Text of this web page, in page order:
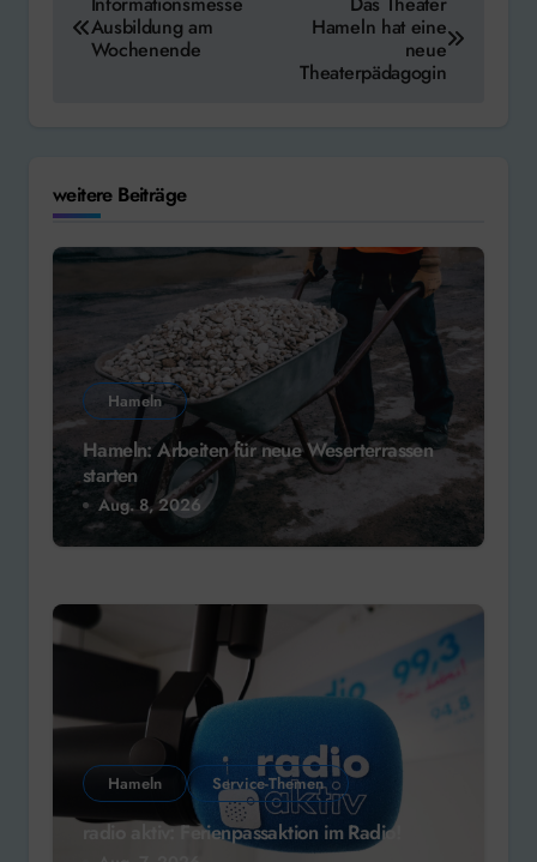
Ausbildung am
Wochenende
Hameln hat eine
neue
Theaterpädagogin
weitere Beiträge
Hameln
Hameln: Arbeiten für neue Weserterrassen
starten
Aug. 8, 2026
Hameln Service-Themen
radio aktiv: Ferienpassaktion im Radio!